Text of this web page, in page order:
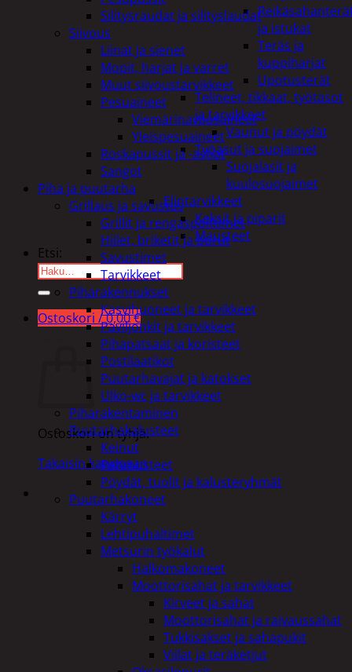
ja istukat
Teräs ja
kuppiharjat
Upotusterät
Telineet, tikkaat, työtasot
ja tarvikkeet
Vaunut ja pöydät
Työasut ja suojaimet
Suojalasit ja
kuulosuojaimet
Elintarvikkeet
Keksit ja piparit
Mausteet
Etsi:
Ostoskori /0,00€
Ostoskori on tyhjä.
Takaisin kauppaan
Silitysraudat ja silityslaudat
Siivous
Liinat ja sienet
Mopit, harjat ja varret
Muut siivoustarvikkeet
Pesuaineet
Viemärinavausaineet
Yleispesuaineet
Roskapussit ja -astiat
Sangot
Piha ja puutarha
Grillaus ja savustus
Grillit ja rengaspolttimet
Hiilet, briketit ja purut
Savustimet
Tarvikkeet
Piharakennukset
Kasvihuoneet ja tarvikkeet
Paviljonkit ja tarvikkeet
Pihapatsaat ja koristeet
Postilaatikot
Puutarhavajat ja katokset
Ulko-wc ja tarvikkeet
Piharakentaminen
Puutarhakalusteet
Keinut
Pehmusteet
Pöydät, tuolit ja kalusteryhmät
Puutarhakoneet
Kärryt
Lehtipuhaltimet
Metsurin työkalut
Halkomakoneet
Moottorisahat ja tarvikkeet
Kirveet ja sahat
Moottorisahat ja raivaussahat
Tukkisakset ja sahapukit
Viilat ja teräketjut